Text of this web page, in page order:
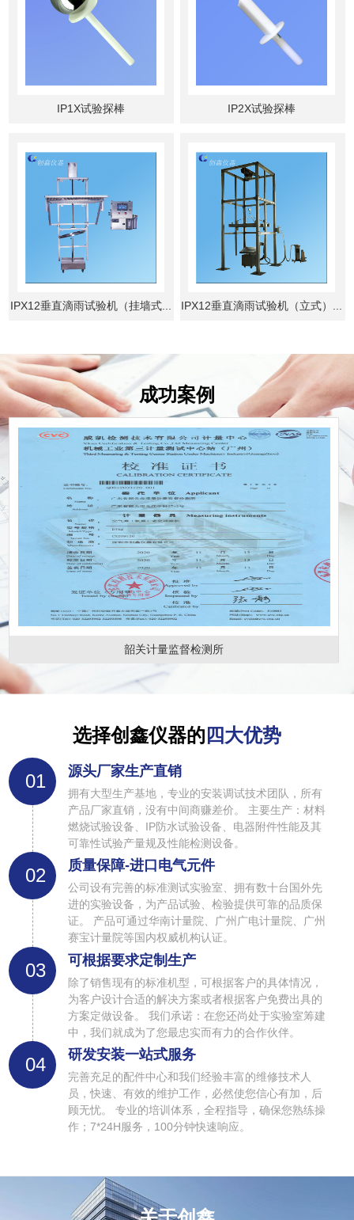
IP1X试验探棒 IP2X试验探棒
IPX12垂直滴雨试验机（挂墙式... IPX12垂直滴雨试验机（立式）...
成功案例
韶关计量监督检测所
选择创鑫仪器的 四大优势
01 源头厂家生产直销
拥有大型生产基地，专业的安装调试技术团队，所有
产品厂家直销，没有中间商赚差价。 主要生产：材料
燃烧试验设备、IP防水试验设备、电器附件性能及其
可靠性试验产量规及性能检测设备。
02 质量保障-进口电气元件
公司设有完善的标准测试实验室、拥有数十台国外先
进的实验设备，为产品试验、检验提供可靠的品质保
证。 产品可通过华南计量院、广州广电计量院、广州
赛宝计量院等国内权威机构认证。
03 可根据要求定制生产
除了销售现有的标准机型，可根据客户的具体情况，
为客户设计合适的解决方案或者根据客户免费出具的
方案定做设备。 我们承诺：在您还尚处于实验室筹建
中，我们就成为了您最忠实而有力的合作伙伴。
04 研发安装一站式服务
完善充足的配件中心和我们经验丰富的维修技术人
员，快速、有效的维护工作，必然使您信心有加，后
顾无忧。 专业的培训体系，全程指导，确保您熟练操
作；7*24H服务，100分钟快速响应。